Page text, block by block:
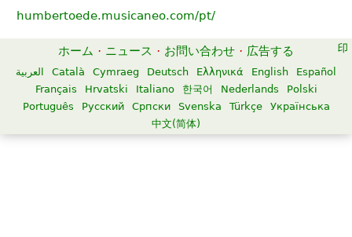
humbertoede.musicaneo.com/pt/
ホーム · ニュース · お問い合わせ · 広告する
العربية Català Cymraeg Deutsch Ελληνικά English
Español
Français
Hrvatski Italiano 한국어 Nederlands
Polski
Português
Русский Српски Svenska Türkçe
Українська
中文(简体)